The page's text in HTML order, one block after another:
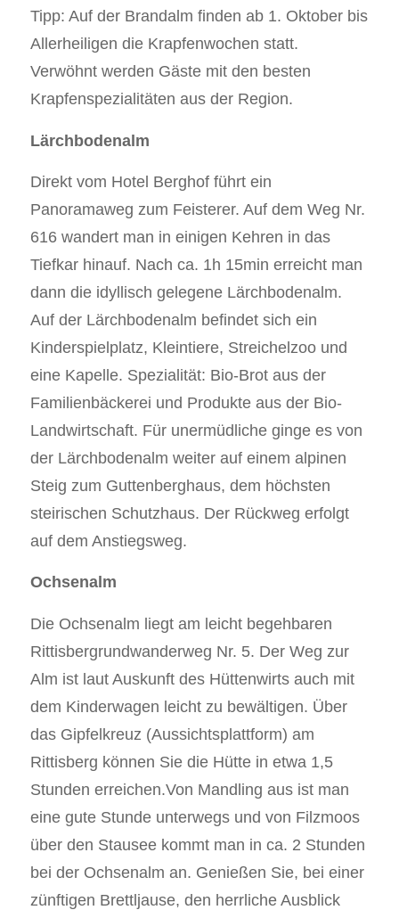
Tipp: Auf der Brandalm finden ab 1. Oktober bis
Allerheiligen die Krapfenwochen statt.
Verwöhnt werden Gäste mit den besten
Krapfenspezialitäten aus der Region.
Lärchbodenalm
Direkt vom Hotel Berghof führt ein
Panoramaweg zum Feisterer. Auf dem Weg Nr.
616 wandert man in einigen Kehren in das
Tiefkar hinauf. Nach ca. 1h 15min erreicht man
dann die idyllisch gelegene Lärchbodenalm.
Auf der Lärchbodenalm befindet sich ein
Kinderspielplatz, Kleintiere, Streichelzoo und
eine Kapelle. Spezialität: Bio-Brot aus der
Familienbäckerei und Produkte aus der Bio-
Landwirtschaft. Für unermüdliche ginge es von
der Lärchbodenalm weiter auf einem alpinen
Steig zum Guttenberghaus, dem höchsten
steirischen Schutzhaus. Der Rückweg erfolgt
auf dem Anstiegsweg.
Ochsenalm
Die Ochsenalm liegt am leicht begehbaren
Rittisbergrundwanderweg Nr. 5. Der Weg zur
Alm ist laut Auskunft des Hüttenwirts auch mit
dem Kinderwagen leicht zu bewältigen. Über
das Gipfelkreuz (Aussichtsplattform) am
Rittisberg können Sie die Hütte in etwa 1,5
Stunden erreichen.Von Mandling aus ist man
eine gute Stunde unterwegs und von Filzmoos
über den Stausee kommt man in ca. 2 Stunden
bei der Ochsenalm an. Genießen Sie, bei einer
zünftigen Brettljause, den herrliche Ausblick